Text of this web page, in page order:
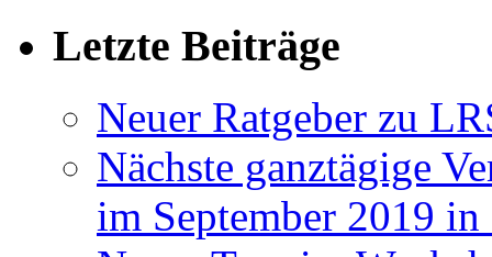
Letzte Beiträge
Neuer Ratgeber zu
Nächste ganztägige
im September 2019